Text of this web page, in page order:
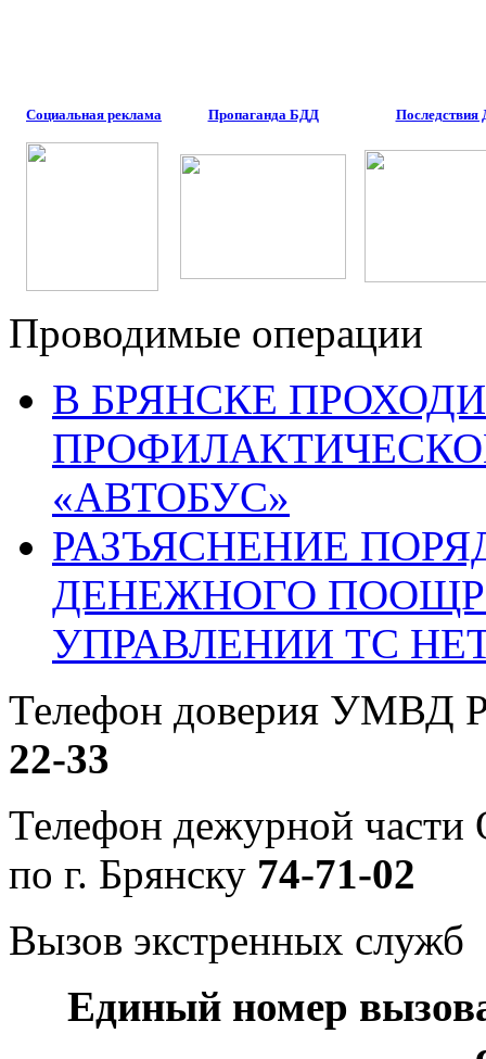
Социальная реклама Пропаганда БДД
Проводимые операции
В БРЯНСКЕ
«АВТОБУС»
РАЗЪЯСНЕНИЕ
ДЕНЕЖНОГО
УПРАВЛЕНИИ ТС
Телефон доверия УМВД
22-33
Телефон дежурной
по г. Брянску 74-71-02
Вызов экстренных служб
Единый номер